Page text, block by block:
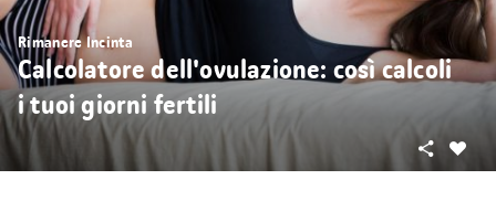
Rimanere Incinta
Calcolatore dell'ovulazione: così calcoli
i tuoi giorni fertili
Condividi